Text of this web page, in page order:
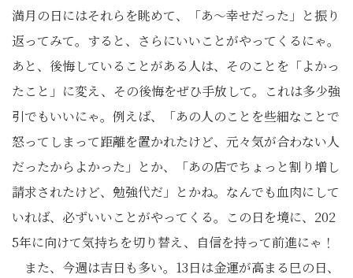
満月の日にはそれらを眺めて、「あ〜幸せだった」と振り
返ってみて。すると、さらにいいことがやってくるにゃ。
あと、後悔していることがある人は、そのことを「よかっ
たこと」に変え、その後悔をぜひ手放して。これは多少強
引でもいいにゃ。例えば、「あの人のことを些細なことで
怒ってしまって距離を置かれたけど、元々気が合わない人
だったからよかった」とか、「あの店でちょっと割り増し
請求されたけど、勉強代だ」とかね。なんでも血肉にして
いれば、必ずいいことがやってくる。この日を境に、202
5年に向けて気持ちを切り替え、自信を持って前進にゃ！
また、今週は吉日も多い。13日は金運が高まる巳の日、